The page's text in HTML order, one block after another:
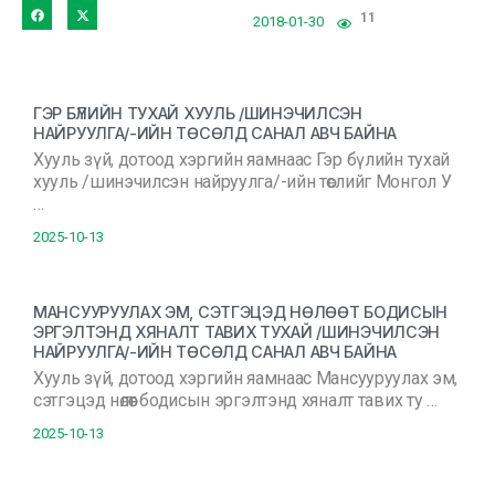
2018-01-30 11
ГЭР БҮЛИЙН ТУХАЙ ХУУЛЬ /ШИНЭЧИЛСЭН
НАЙРУУЛГА/-ИЙН ТӨСӨЛД САНАЛ АВЧ БАЙНА
Хууль зүй, дотоод хэргийн яамнаас Гэр бүлийн тухай
хууль /шинэчилсэн найруулга/-ийн төслийг Монгол У
…
2025-10-13
МАНСУУРУУЛАХ ЭМ, СЭТГЭЦЭД НӨЛӨӨТ БОДИСЫН
ЭРГЭЛТЭНД ХЯНАЛТ ТАВИХ ТУХАЙ /ШИНЭЧИЛСЭН
НАЙРУУЛГА/-ИЙН ТӨСӨЛД САНАЛ АВЧ БАЙНА
Хууль зүй, дотоод хэргийн яамнаас Мансууруулах эм,
сэтгэцэд нөлөөт бодисын эргэлтэнд хяналт тавих ту …
2025-10-13